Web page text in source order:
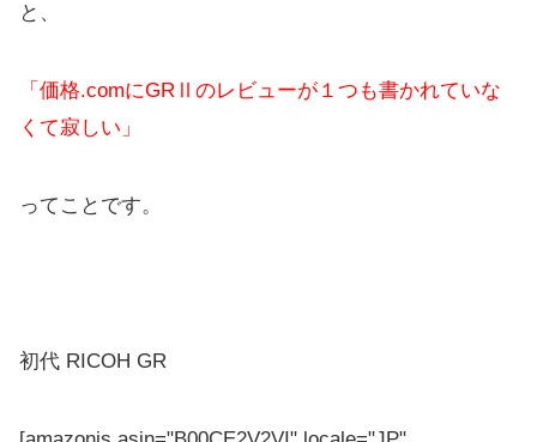
と、
「価格.comにGRⅡのレビューが１つも書かれていな
くて寂しい」
ってことです。
初代 RICOH GR